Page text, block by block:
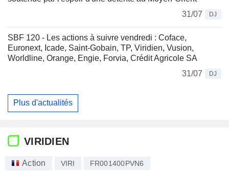
31/07
DJ
SBF 120 - Les actions à suivre vendredi : Coface,
Euronext, Icade, Saint-Gobain, TP, Viridien, Vusion,
Worldline, Orange, Engie, Forvia, Crédit Agricole SA
31/07
DJ
Plus d'actualités
VIRIDIEN
Action VIRI FR001400PVN6